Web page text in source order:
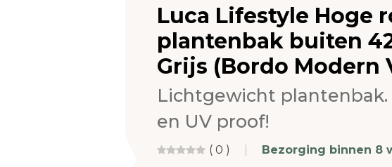
Luca Lifestyle Hoge
plantenbak buiten
Grijs (Bordo Modern
Lichtgewicht
en UV proof!
( 0 ) Bezorging binnen 8